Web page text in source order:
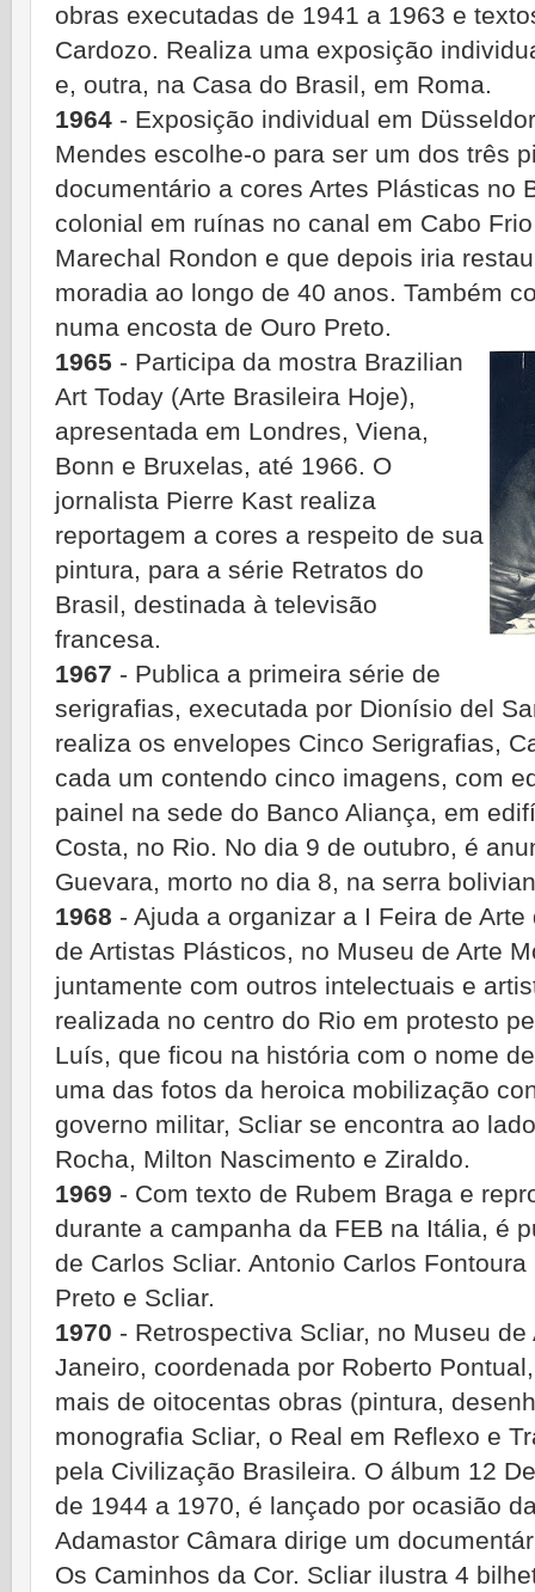
obras executadas de 1941 a 1963 e
Cardozo. Realiza uma exposição
e, outra, na Casa do Brasil, em Roma.
1964 - Exposição individual em
Mendes escolhe-o para ser um dos três
documentário a cores Artes Plásticas no
colonial em ruínas no canal em Cabo
Marechal Rondon e que depois iria
moradia ao longo de 40 anos. Também
numa encosta de Ouro Preto.
1965 - Participa da mostra Brazilian
Art Today (Arte Brasileira Hoje),
apresentada em Londres, Viena,
Bonn e Bruxelas, até 1966. O
jornalista Pierre Kast realiza
reportagem a cores a respeito de sua
pintura, para a série Retratos do
Brasil, destinada à televisão
francesa.
1967 - Publica a primeira série de
serigrafias, executada por Dionísio del
realiza os envelopes Cinco Serigrafias,
cada um contendo cinco imagens, com
painel na sede do Banco Aliança, em
Costa, no Rio. No dia 9 de outubro, é
Guevara, morto no dia 8, na serra
1968 - Ajuda a organizar a I Feira de
de Artistas Plásticos, no Museu de Arte
juntamente com outros intelectuais e
realizada no centro do Rio em protesto
Luís, que ficou na história com o nome
uma das fotos da heroica mobilização
governo militar, Scliar se encontra ao
Rocha, Milton Nascimento e Ziraldo.
1969 - Com texto de Rubem Braga e
durante a campanha da FEB na Itália, é
de Carlos Scliar. Antonio Carlos
Preto e Scliar.
1970 - Retrospectiva Scliar, no Museu
Janeiro, coordenada por Roberto
mais de oitocentas obras (pintura,
monografia Scliar, o Real em Reflexo e
pela Civilização Brasileira. O álbum 12
de 1944 a 1970, é lançado por ocasião
Adamastor Câmara dirige um
Os Caminhos da Cor. Scliar ilustra 4